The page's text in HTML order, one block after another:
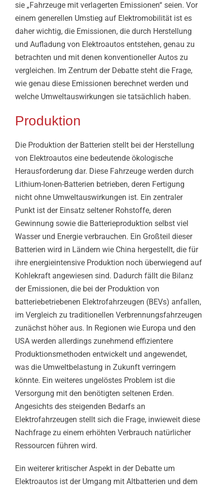
sie „Fahrzeuge mit verlagerten Emissionen“ seien. Vor
einem generellen Umstieg auf Elektromobilität ist es
daher wichtig, die Emissionen, die durch Herstellung
und Aufladung von Elektroautos entstehen, genau zu
betrachten und mit denen konventioneller Autos zu
vergleichen. Im Zentrum der Debatte steht die Frage,
wie genau diese Emissionen berechnet werden und
welche Umweltauswirkungen sie tatsächlich haben.
Produktion
Die Produktion der Batterien stellt bei der Herstellung
von Elektroautos eine bedeutende ökologische
Herausforderung dar. Diese Fahrzeuge werden durch
Lithium-Ionen-Batterien betrieben, deren Fertigung
nicht ohne Umweltauswirkungen ist. Ein zentraler
Punkt ist der Einsatz seltener Rohstoffe, deren
Gewinnung sowie die Batterieproduktion selbst viel
Wasser und Energie verbrauchen. Ein Großteil dieser
Batterien wird in Ländern wie China hergestellt, die für
ihre energieintensive Produktion noch überwiegend auf
Kohlekraft angewiesen sind. Dadurch fällt die Bilanz
der Emissionen, die bei der Produktion von
batteriebetriebenen Elektrofahrzeugen (BEVs) anfallen,
im Vergleich zu traditionellen Verbrennungsfahrzeugen
zunächst höher aus. In Regionen wie Europa und den
USA werden allerdings zunehmend effizientere
Produktionsmethoden entwickelt und angewendet,
was die Umweltbelastung in Zukunft verringern
könnte. Ein weiteres ungelöstes Problem ist die
Versorgung mit den benötigten seltenen Erden.
Angesichts des steigenden Bedarfs an
Elektrofahrzeugen stellt sich die Frage, inwieweit diese
Nachfrage zu einem erhöhten Verbrauch natürlicher
Ressourcen führen wird.
Ein weiterer kritischer Aspekt in der Debatte um
Elektroautos ist der Umgang mit Altbatterien und dem